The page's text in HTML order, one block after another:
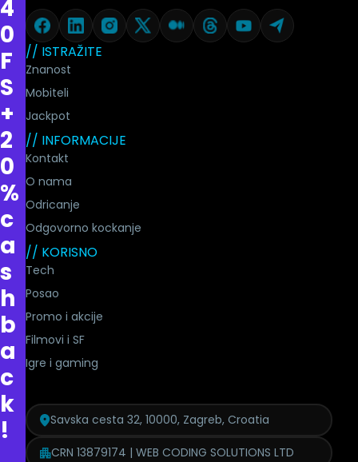
4
0
F
S
+
2
0
%
c
a
s
h
b
a
c
k
!
// ISTRAŽITE
Znanost
Mobiteli
Jackpot
// INFORMACIJE
Kontakt
O nama
Odricanje
Odgovorno kockanje
// KORISNO
Tech
Posao
Promo i akcije
Filmovi i SF
Igre i gaming
Savska cesta 32, 10000, Zagreb, Croatia
CRN 13879174 | WEB CODING SOLUTIONS LTD